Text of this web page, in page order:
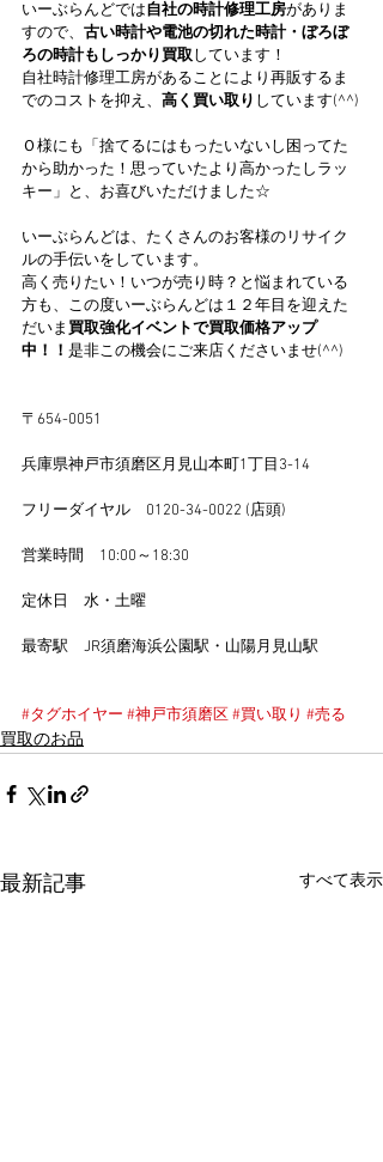
いーぶらんどでは自社の時計修理工房がありま
すので、 古い時計や電池の切れた時計・ぼろぼ
ろの時計もしっかり買取しています！
自社時計修理工房があることにより再販するま
でのコストを抑え、 高く買い取り しています(^^)
Ｏ様にも「捨てるにはもったいないし困ってた
から助かった！思っていたより高かったしラッ
キー」と、お喜びいただけました☆
いーぶらんどは、たくさんのお客様のリサイク
ルの手伝いをしています。
高く売りたい！いつが売り時？と悩まれている
方も、この度いーぶらんどは１２年目を迎えた
だいま買取強化イベントで買取価格アップ
中！！ 是非この機会にご来店くださいませ(^^)
〒654-0051
兵庫県神戸市須磨区月見山本町1丁目3-14
フリーダイヤル　0120-34-0022 (店頭)
営業時間　10:00～18:30
定休日　水・土曜
最寄駅　JR須磨海浜公園駅・山陽月見山駅
#タグホイヤー #神戸市須磨区#買い取り #売る
買取のお品
最新記事 すべて表示